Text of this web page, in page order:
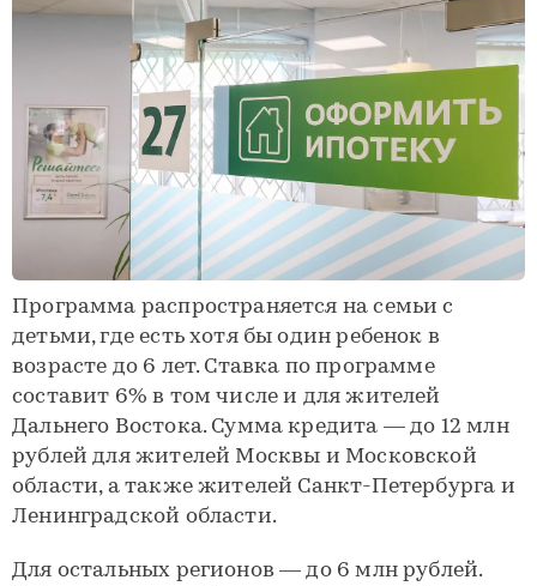
Программа распространяется на семьи с
детьми, где есть хотя бы один ребенок в
возрасте до 6 лет. Ставка по программе
составит 6% в том числе и для жителей
Дальнего Востока. Сумма кредита — до 12 млн
рублей для жителей Москвы и Московской
области, а также жителей Санкт-Петербурга и
Ленинградской области.
Для остальных регионов ­­— до 6 млн рублей.